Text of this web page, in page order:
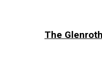
The